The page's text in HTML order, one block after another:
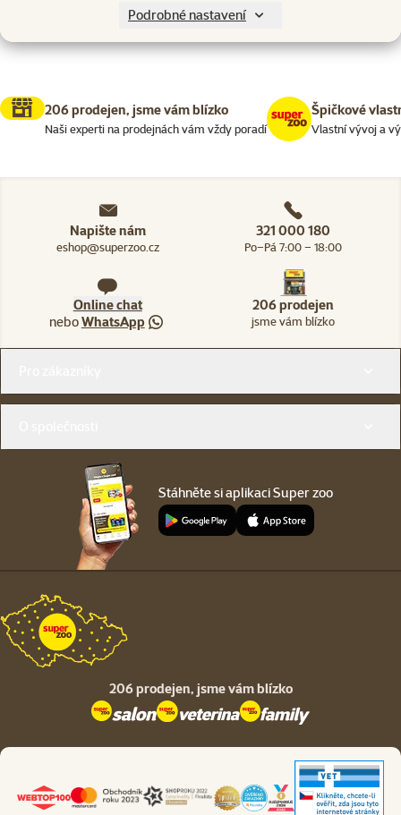
Podrobné nastavení
206 prodejen, jsme vám blízko
Naši experti na prodejnách vám vždy poradí
Špičkové
Vlastní vývoj a
Napište nám
eshop@superzoo.cz
321 000 180
Po–Pá 7:00 – 18:00
Online chat
neboWhatsApp
206 prodejen
jsme vám blízko
Stáhněte si aplikaci Super zoo
206 prodejen, jsme vám blízko